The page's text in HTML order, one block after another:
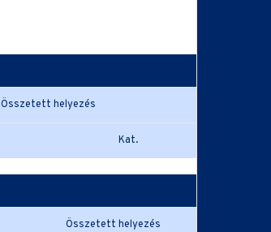
Összetett helyezés
Kat.
Összetett helyezés